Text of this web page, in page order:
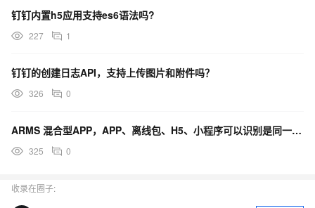
钉钉内置h5应用支持es6语法吗?
227 1
钉钉的创建日志API，支持上传图片和附件吗？
326 0
ARMS 混合型APP，APP、离线包、H5、小程序可以识别是同一用户吗？
325 0
收录在圈子: